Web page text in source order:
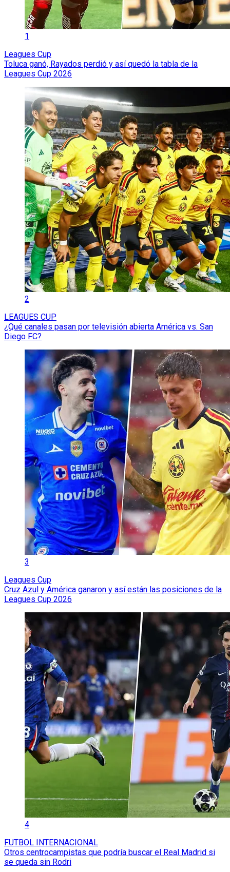
1
Leagues Cup
Toluca ganó, Rayados perdió y así quedó la tabla de la
Leagues Cup 2026
2
LEAGUES CUP
¿Qué canales pasan por televisión abierta América vs. San
Diego FC?
3
Leagues Cup
Cruz Azul y América ganaron y así están las posiciones de la
Leagues Cup 2026
4
FUTBOL INTERNACIONAL
Otros centrocampistas que podría buscar el Real Madrid si
se queda sin Rodri